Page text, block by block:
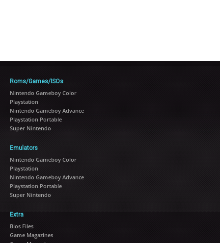
Roms/Games/ISOs
Nintendo Gameboy Color
Playstation
Nintendo Gameboy Advance
Playstation Portable
Super Nintendo
Emulators
Nintendo Gameboy Color
Playstation
Nintendo Gameboy Advance
Playstation Portable
Super Nintendo
Extra
Bios Files
Game Magazines